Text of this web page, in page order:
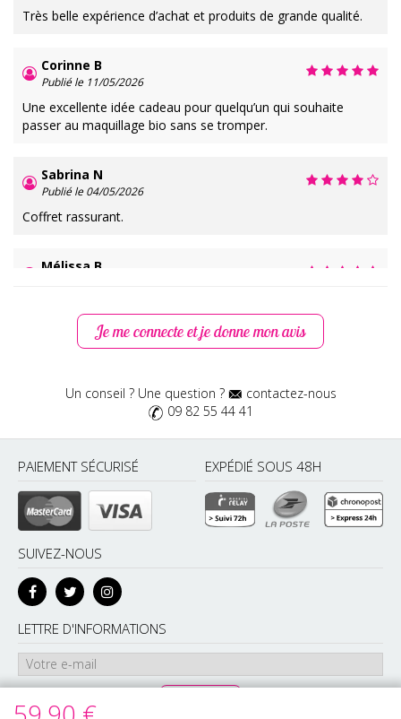
Très belle expérience d’achat et produits de grande qualité.
Corinne B
Publié le 11/05/2026
Une excellente idée cadeau pour quelqu’un qui souhaite
passer au maquillage bio sans se tromper.
Sabrina N
Publié le 04/05/2026
Coffret rassurant.
Mélissa B
ma peau sensible. Je suis ravie de ce coffret.
Publié le 20/04/2026
Très agréable à utiliser.
Clémentine L
J’ai été séduite par la qualité des textures et le rendu sur la
peau. Une très bonne alternative au maquillage
conventionnel.
Audrey V
Publié le 06/04/2026
Belle sélection de produits.
Megane G
Publié le 30/03/2026
Je me connecte et je donne mon avis
Un conseil ? Une question ?
contactez-nous
09 82 55 44 41
PAIEMENT SÉCURISÉ EXPÉDIÉ SOUS 48H
SUIVEZ-NOUS
LETTRE D'INFORMATIONS